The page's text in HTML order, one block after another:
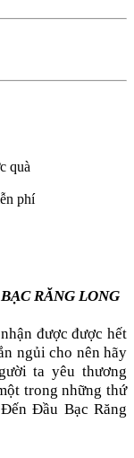
quà
phí
RĂNG LONG
được được hết
ngủi cho nên hãy
ta yêu thương
trong những thứ
Đầu Bạc Răng